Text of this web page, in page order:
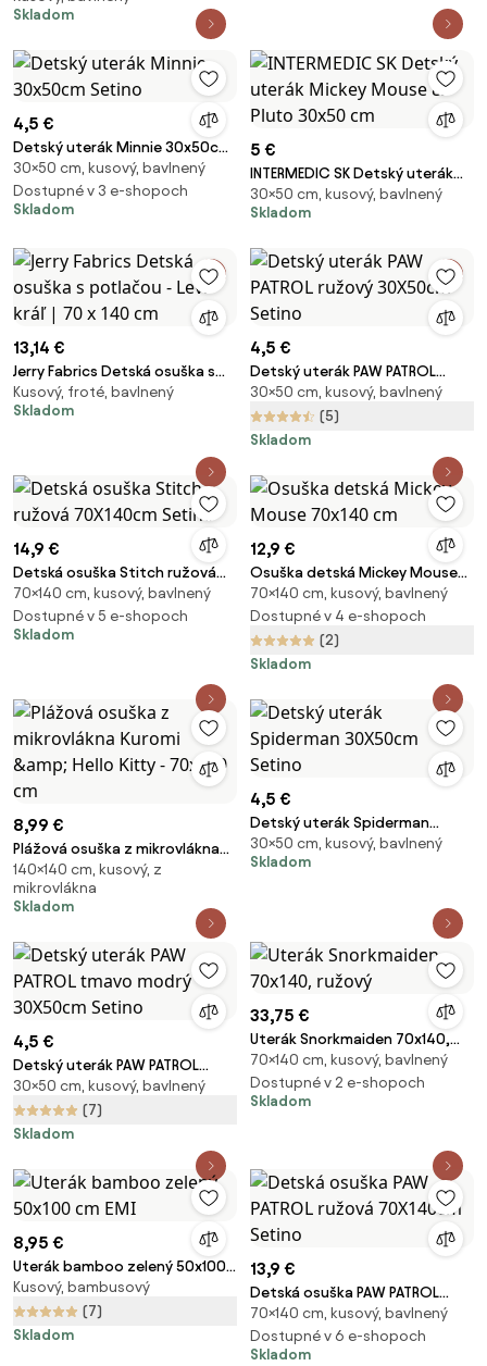
motív Skye Adventure Bay Hero
Skladom
4,5 €
Detský uterák Minnie 30x50cm
Setino
30×50 cm, kusový, bavlnený
Dostupné v 3 e-shopoch
Skladom
5 €
INTERMEDIC SK Detský uterák
Mickey Mouse & Pluto 30x50
cm
30×50 cm, kusový, bavlnený
Skladom
13,14 €
Jerry Fabrics Detská osuška s
potlačou - Leví kráľ | 70 x 140
cm
Kusový, froté, bavlnený
Skladom
4,5 €
Detský uterák PAW PATROL
ružový 30X50cm Setino
30×50 cm, kusový, bavlnený
(5)
Skladom
14,9 €
Detská osuška Stitch ružová
70X140cm Setino
70×140 cm, kusový, bavlnený
Dostupné v 5 e-shopoch
Skladom
12,9 €
Osuška detská Mickey Mouse
70x140 cm
70×140 cm, kusový, bavlnený
Dostupné v 4 e-shopoch
(2)
Skladom
8,99 €
Plážová osuška z mikrovlákna
Kuromi &amp; Hello Kitty -
70x140 cm
140×140 cm, kusový, z
mikrovlákna
Skladom
4,5 €
Detský uterák Spiderman
30X50cm Setino
30×50 cm, kusový, bavlnený
Skladom
4,5 €
Detský uterák PAW PATROL
tmavo modrý 30X50cm Setino
30×50 cm, kusový, bavlnený
(7)
Skladom
33,75 €
Uterák Snorkmaiden 70x140,
ružový
70×140 cm, kusový, bavlnený
Dostupné v 2 e-shopoch
Skladom
8,95 €
Uterák bamboo zelený 50x100
cm EMI
Kusový, bambusový
(7)
Skladom
13,9 €
Detská osuška PAW PATROL
ružová 70X140cm Setino
70×140 cm, kusový, bavlnený
Dostupné v 6 e-shopoch
Skladom